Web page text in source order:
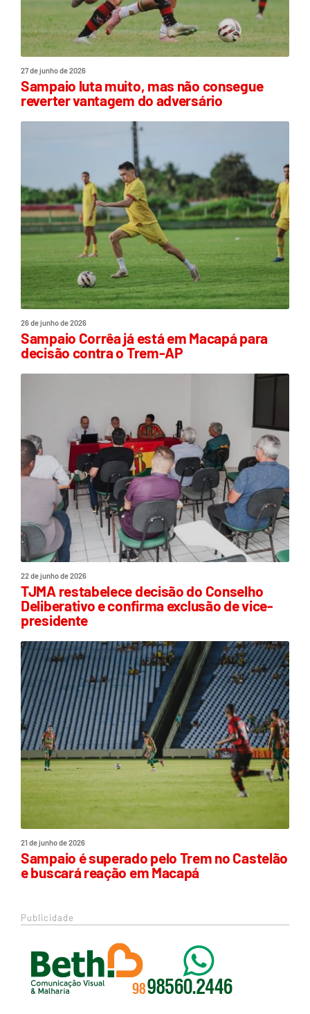
27 de junho de 2026
Sampaio luta muito, mas não consegue
reverter vantagem do adversário
26 de junho de 2026
Sampaio Corrêa já está em Macapá para
decisão contra o Trem-AP
22 de junho de 2026
TJMA restabelece decisão do Conselho
Deliberativo e confirma exclusão de vice-
presidente
21 de junho de 2026
Sampaio é superado pelo Trem no Castelão
e buscará reação em Macapá
Publicidade